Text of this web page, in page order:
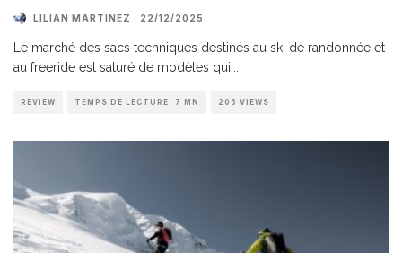
LILIAN MARTINEZ · 22/12/2025
Le marché des sacs techniques destinés au ski de randonnée et
au freeride est saturé de modèles qui
REVIEW TEMPS DE LECTURE: 7 MN 206 VIEWS